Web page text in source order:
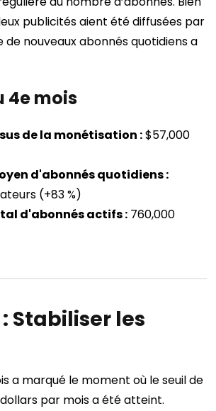
publicités aient été diffusées par
de nouveaux abonnés quotidiens a
4e mois
de la monétisation :$57,000
d'abonnés quotidiens :
(+83 %)
d'abonnés actifs : 760,000
Stabiliser les
a marqué le moment où le seuil de
par mois a été atteint.